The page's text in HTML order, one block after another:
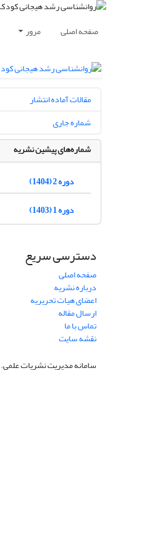
صفحه اصلی مرور
مقالات آماده انتشار
شماره جاری
شماره‌های پیشین نشریه
دوره 2 (1404)
دوره 1 (1403)
دسترسی سریع
صفحه اصلی
درباره نشریه
اعضای هیات تحریریه
ارسال مقاله
تماس با ما
نقشه سایت
سامانه مدیریت نشریات علمی.